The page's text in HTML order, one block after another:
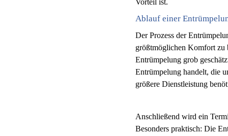
Vorteil ist.
Ablauf einer
Der Prozess der
größtmöglichen Komfort zu
Entrümpelung grob
Entrümpelung handelt, die
größere Dienstleistung
Anschließend wird ein
Besonders praktisch: Die